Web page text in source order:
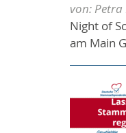
von: Petra
Night of
am Main